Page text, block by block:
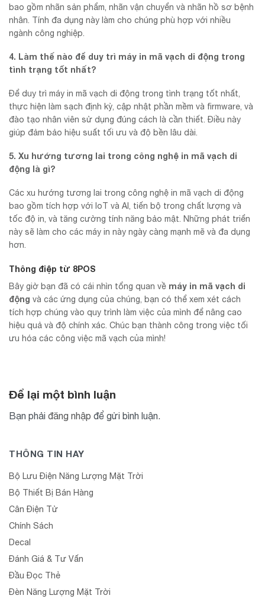
bao gồm nhãn sản phẩm, nhãn vận chuyển và nhãn hồ sơ bệnh
nhân. Tính đa dụng này làm cho chúng phù hợp với nhiều
ngành công nghiệp.
4. Làm thế nào để duy trì máy in mã vạch di động trong
tình trạng tốt nhất?
Để duy trì máy in mã vạch di động trong tình trạng tốt nhất,
thực hiện làm sạch định kỳ, cập nhật phần mềm và firmware, và
đào tạo nhân viên sử dụng đúng cách là cần thiết. Điều này
giúp đảm bảo hiệu suất tối ưu và độ bền lâu dài.
5. Xu hướng tương lai trong công nghệ in mã vạch di
động là gì?
Các xu hướng tương lai trong công nghệ in mã vạch di động
bao gồm tích hợp với IoT và AI, tiến bộ trong chất lượng và
tốc độ in, và tăng cường tính năng bảo mật. Những phát triển
này sẽ làm cho các máy in này ngày càng mạnh mẽ và đa dụng
hơn.
Thông điệp từ 8POS
Bây giờ bạn đã có cái nhìn tổng quan về máy in mã vạch di
động và các ứng dụng của chúng, bạn có thể xem xét cách
tích hợp chúng vào quy trình làm việc của mình để nâng cao
hiệu quả và độ chính xác. Chúc bạn thành công trong việc tối
ưu hóa các công việc mã vạch của mình!
Để lại một bình luận
Bạn phải đăng nhập để gửi bình luận.
THÔNG TIN HAY
Bộ Lưu Điện Năng Lượng Mặt Trời
Bộ Thiết Bị Bán Hàng
Cân Điện Tử
Chính Sách
Decal
Đánh Giá & Tư Vấn
Đầu Đọc Thẻ
Đèn Năng Lượng Mặt Trời